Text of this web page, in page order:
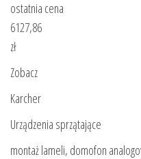
ostatnia cena
6127,86
zł
Zobacz
Karcher
Urządzenia sprzątające
montaż lameli, domofon